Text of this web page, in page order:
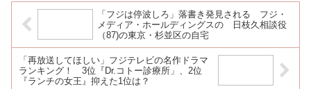
「フジは停波しろ」落書き発見される フジ・
メディア・ホールディングスの 日枝久相談役
（87)の東京・杉並区の自宅
「再放送してほしい」フジテレビの名作ドラマ
ランキング！ 3位『Dr.コトー診療所」、2位
『ランチの女王』抑えた1位は？